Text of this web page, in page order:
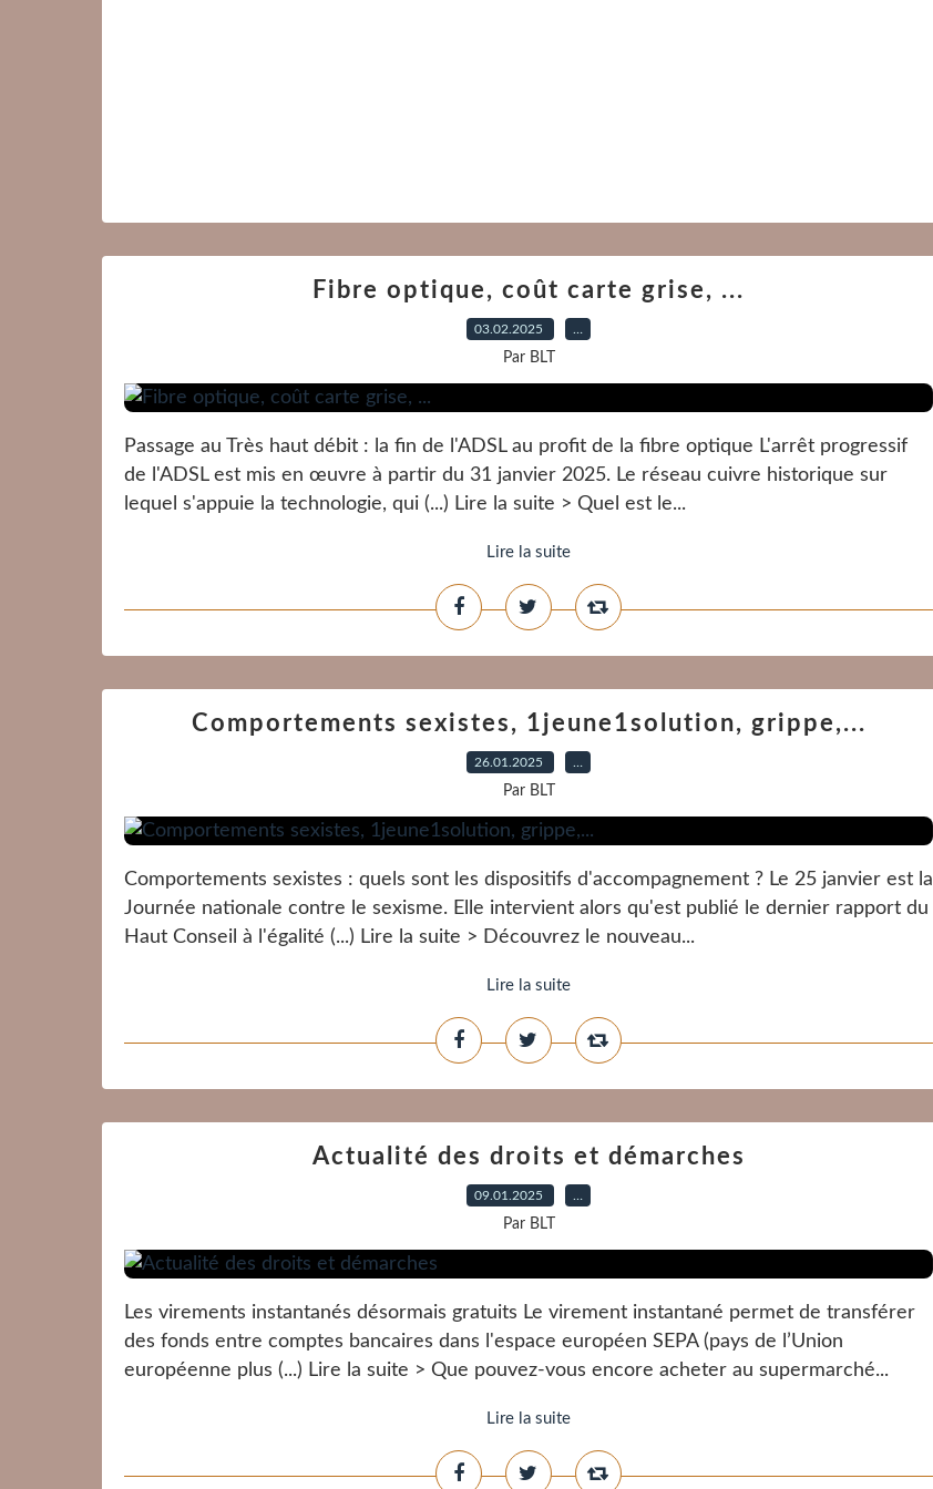
Fibre optique, coût carte grise, ...
03.02.2025
Par BLT
Passage au Très haut débit : la fin de l'ADSL au profit de la fibre optique L'arrêt progressif
de l'ADSL est mis en œuvre à partir du 31 janvier 2025. Le réseau cuivre historique sur
lequel s'appuie la technologie, qui (...) Lire la suite > Quel est le...
Lire la suite
Comportements sexistes, 1jeune1solution, grippe,...
26.01.2025
Par BLT
Comportements sexistes : quels sont les dispositifs d'accompagnement ? Le 25 janvier est la
Journée nationale contre le sexisme. Elle intervient alors qu'est publié le dernier rapport du
Haut Conseil à l'égalité (...) Lire la suite > Découvrez le nouveau...
Lire la suite
Actualité des droits et démarches
09.01.2025
Par BLT
Les virements instantanés désormais gratuits Le virement instantané permet de transférer
des fonds entre comptes bancaires dans l'espace européen SEPA (pays de l’Union
européenne plus (...) Lire la suite > Que pouvez-vous encore acheter au supermarché...
Lire la suite